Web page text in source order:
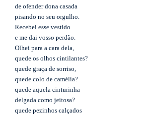
de ofender dona casada
pisando no seu orgulho.
Recebei esse vestido
e me dai vosso perdão.
Olhei para a cara dela,
quede os olhos cintilantes?
quede graça de sorriso,
quede colo de camélia?
quede aquela cinturinha
delgada como jeitosa?
quede pezinhos calçados